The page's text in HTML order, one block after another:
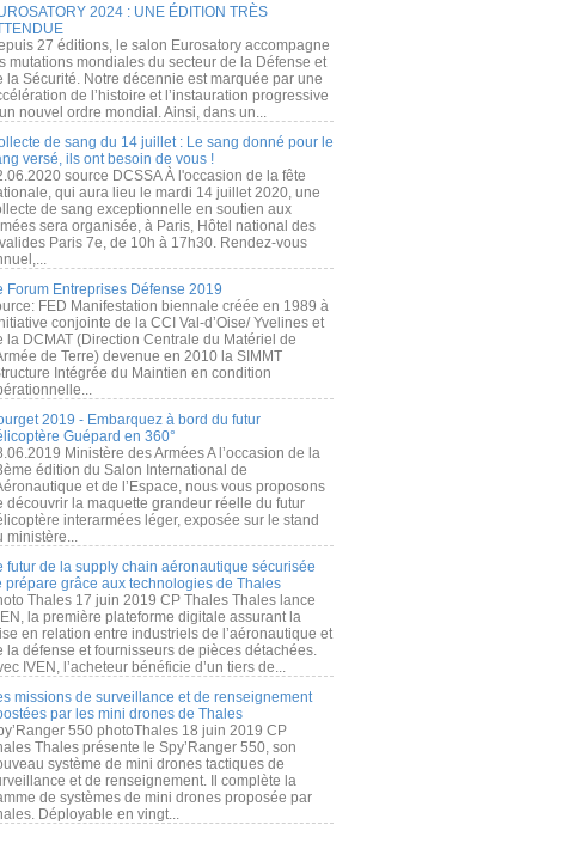
2024 : UNE ÉDITION TRÈS
27 éditions, le salon Eurosatory accompagne
mutations mondiales du secteur de la Défense et
la Sécurité. Notre décennie est marquée par une
de l’histoire et l’instauration progressive
nouvel ordre mondial. Ainsi, dans un...
de sang du 14 juillet : Le sang donné pour le
versé, ils ont besoin de vous !
source DCSSA À l'occasion de la fête
qui aura lieu le mardi 14 juillet 2020, une
de sang exceptionnelle en soutien aux
sera organisée, à Paris, Hôtel national des
Paris 7e, de 10h à 17h30. Rendez-vous
Forum Entreprises Défense 2019
FED Manifestation biennale créée en 1989 à
conjointe de la CCI Val-d’Oise/ Yvelines et
la DCMAT (Direction Centrale du Matériel de
de Terre) devenue en 2010 la SIMMT
Intégrée du Maintien en condition
2019 - Embarquez à bord du futur
Guépard en 360°
Ministère des Armées A l’occasion de la
édition du Salon International de
et de l’Espace, nous vous proposons
découvrir la maquette grandeur réelle du futur
interarmées léger, exposée sur le stand
ministère...
futur de la supply chain aéronautique sécurisée
prépare grâce aux technologies de Thales
Thales 17 juin 2019 CP Thales Thales lance
la première plateforme digitale assurant la
en relation entre industriels de l’aéronautique et
la défense et fournisseurs de pièces détachées.
IVEN, l’acheteur bénéficie d’un tiers de...
missions de surveillance et de renseignement
par les mini drones de Thales
550 photoThales 18 juin 2019 CP
Thales présente le Spy’Ranger 550, son
système de mini drones tactiques de
et de renseignement. Il complète la
de systèmes de mini drones proposée par
Déployable en vingt...